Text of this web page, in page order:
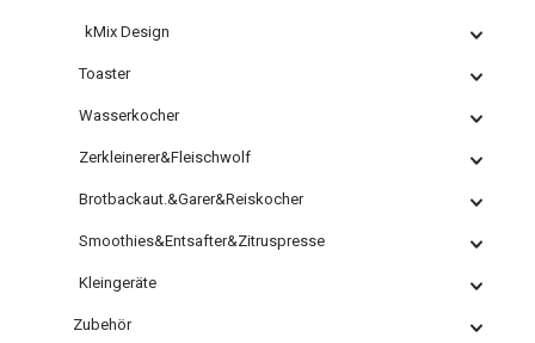
kMix Design
Toaster
Wasserkocher
Zerkleinerer&Fleischwolf
Brotbackaut.&Garer&Reiskocher
Smoothies&Entsafter&Zitruspresse
Kleingeräte
Zubehör